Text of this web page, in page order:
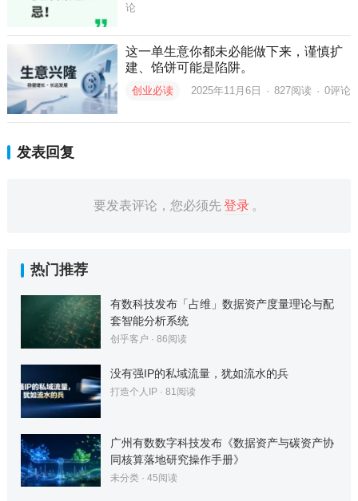
论
这一单生意你都未必能做下来，谨慎扩
建、馅饼可能是陷阱。
创业必读 2025年11月6日 · 827阅读 · 0评论
发表回复
要发表评论，您必须先登录 。
热门推荐
有数科技发布「占维」数据资产度量理论与配
套智能分析系统
创乎客户 · 86阅读
没有强IP的私域流量，犹如流水的兵
打造个人IP· 81阅读
广州有数数字科技发布《数据资产与碳资产协
同核算落地研究操作手册》
未分类· 45阅读